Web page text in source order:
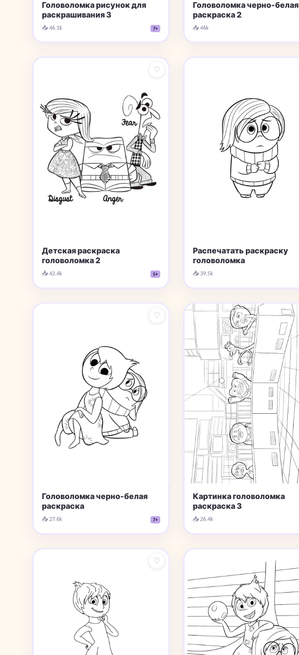
Головоломка рисунок для
раскрашивания 3
📥 46.1k 7+
Головоломка черно-белая
раскраска 2
📥 46k
♡
Детская раскраска
головоломка 2
📥 42.4k 5+
Распечатать раскраску
головоломка
📥 39.5k
♡
Головоломка черно-белая
раскраска
📥 27.6k 7+
Картинка головоломка
раскраска 3
📥 26.4k
♡